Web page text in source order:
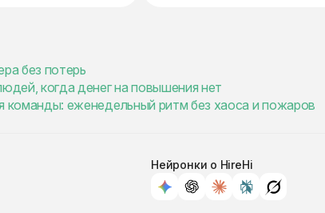
без потерь
когда денег на повышения нет
еженедельный ритм без хаоса и пожаров
Нейронки о HireHi